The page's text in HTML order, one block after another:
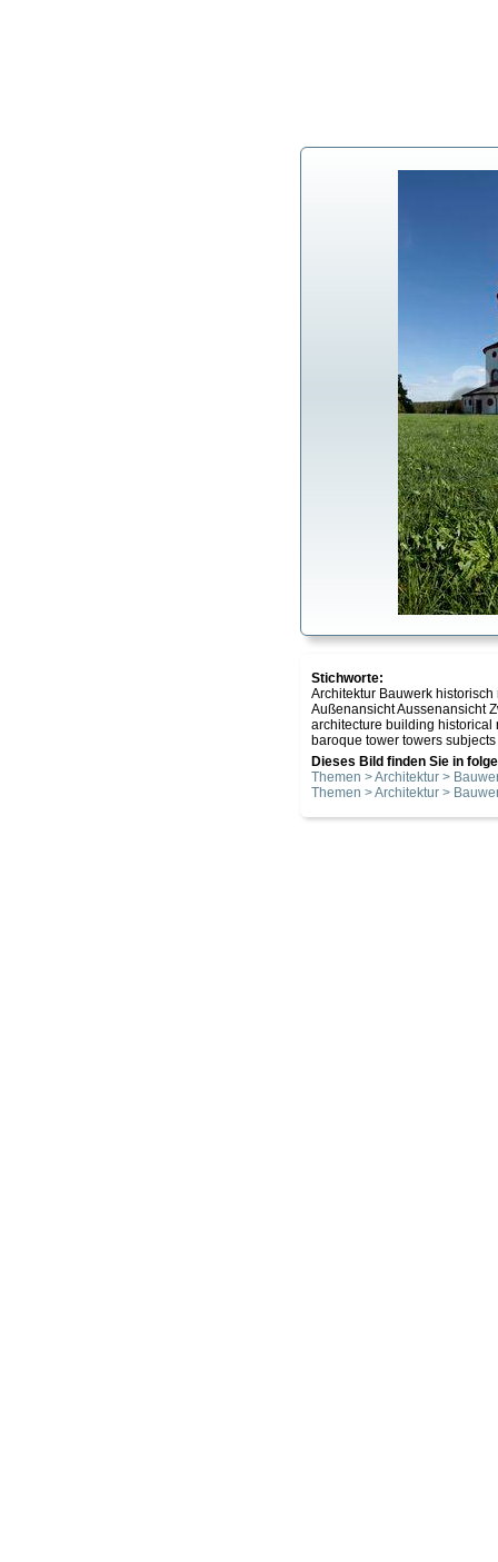
Stichworte:
Architektur Bauwerk
Außenansicht Aussenansicht
architecture building
baroque tower towers
Dieses Bild finden Sie in
Themen > Architektur >
Themen > Architektur >